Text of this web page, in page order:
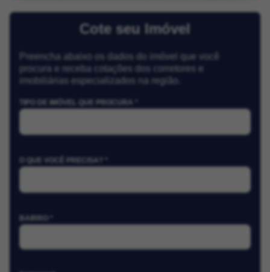
Cote seu Imóvel
Preencha abaixo os dados do imóvel que você
procura e receba cotações dos corretores e
imobiliárias especializados na região.
TIPO DE IMÓVEL QUE PROCURA *
O QUE VOCÊ PRECISA? *
BAIRRO *